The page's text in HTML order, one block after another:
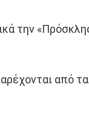
την
από